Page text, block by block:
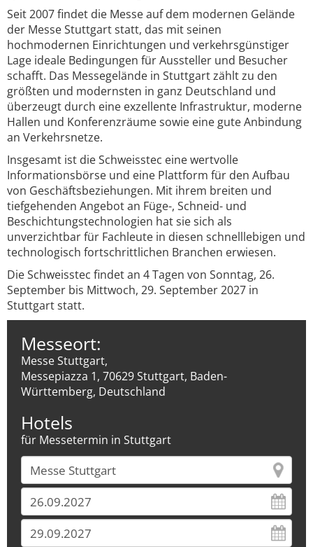
Seit 2007 findet die Messe auf dem modernen Gelände
der Messe Stuttgart statt, das mit seinen
hochmodernen Einrichtungen und verkehrsgünstiger
Lage ideale Bedingungen für Aussteller und Besucher
schafft. Das Messegelände in Stuttgart zählt zu den
größten und modernsten in ganz Deutschland und
überzeugt durch eine exzellente Infrastruktur, moderne
Hallen und Konferenzräume sowie eine gute Anbindung
an Verkehrsnetze.
Insgesamt ist die Schweisstec eine wertvolle
Informationsbörse und eine Plattform für den Aufbau
von Geschäftsbeziehungen. Mit ihrem breiten und
tiefgehenden Angebot an Füge-, Schneid- und
Beschichtungstechnologien hat sie sich als
unverzichtbar für Fachleute in diesen schnelllebigen und
technologisch fortschrittlichen Branchen erwiesen.
Die Schweisstec findet an 4 Tagen von Sonntag, 26.
September bis Mittwoch, 29. September 2027 in
Stuttgart statt.
Messeort:
Messe Stuttgart,
Messepiazza 1, 70629 Stuttgart, Baden-
Württemberg, Deutschland
Hotels
für Messetermin in Stuttgart